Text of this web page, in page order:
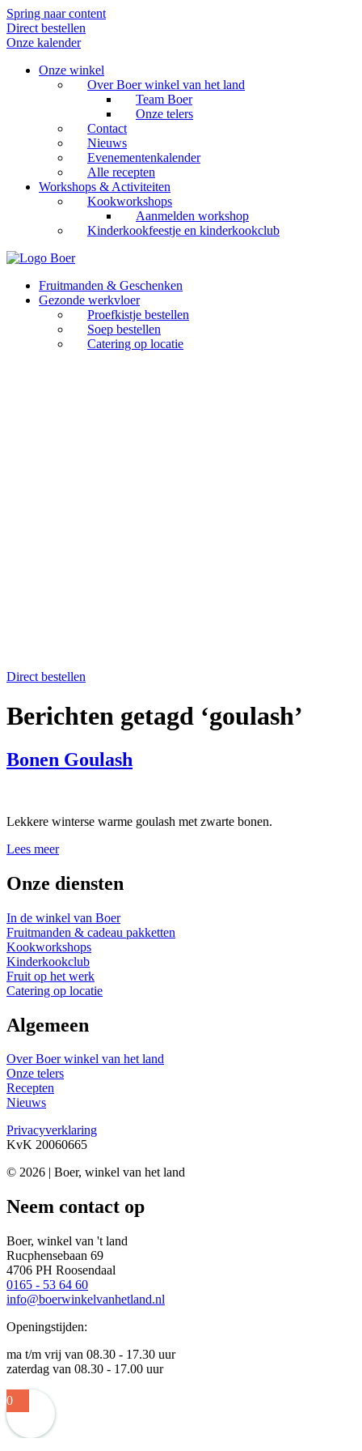
Spring naar content
Direct bestellen
Onze kalender
Onze winkel
Over Boer winkel van het land
Team Boer
Onze telers
Contact
Nieuws
Evenementenkalender
Alle recepten
Workshops & Activiteiten
Kookworkshops
Aanmelden workshop
Kinderkookfeestje en kinderkookclub
Fruitmanden & Geschenken
Gezonde werkvloer
Proefkistje bestellen
Soep bestellen
Catering op locatie
Direct bestellen
Berichten getagd ‘goulash’
Bonen Goulash
Lekkere winterse warme goulash met zwarte bonen.
Lees meer
Onze diensten
In de winkel van Boer
Fruitmanden & cadeau pakketten
Kookworkshops
Kinderkookclub
Fruit op het werk
Catering op locatie
Algemeen
Over Boer winkel van het land
Onze telers
Recepten
Nieuws
Privacyverklaring
KvK 20060665
© 2026 | Boer, winkel van het land
Neem contact op
Boer, winkel van 't land
Rucphensebaan 69
4706 PH Roosendaal
0165 - 53 64 60
info@boerwinkelvanhetland.nl
Openingstijden:
ma t/m vrij van 08.30 - 17.30 uur
zaterdag van 08.30 - 17.00 uur
0